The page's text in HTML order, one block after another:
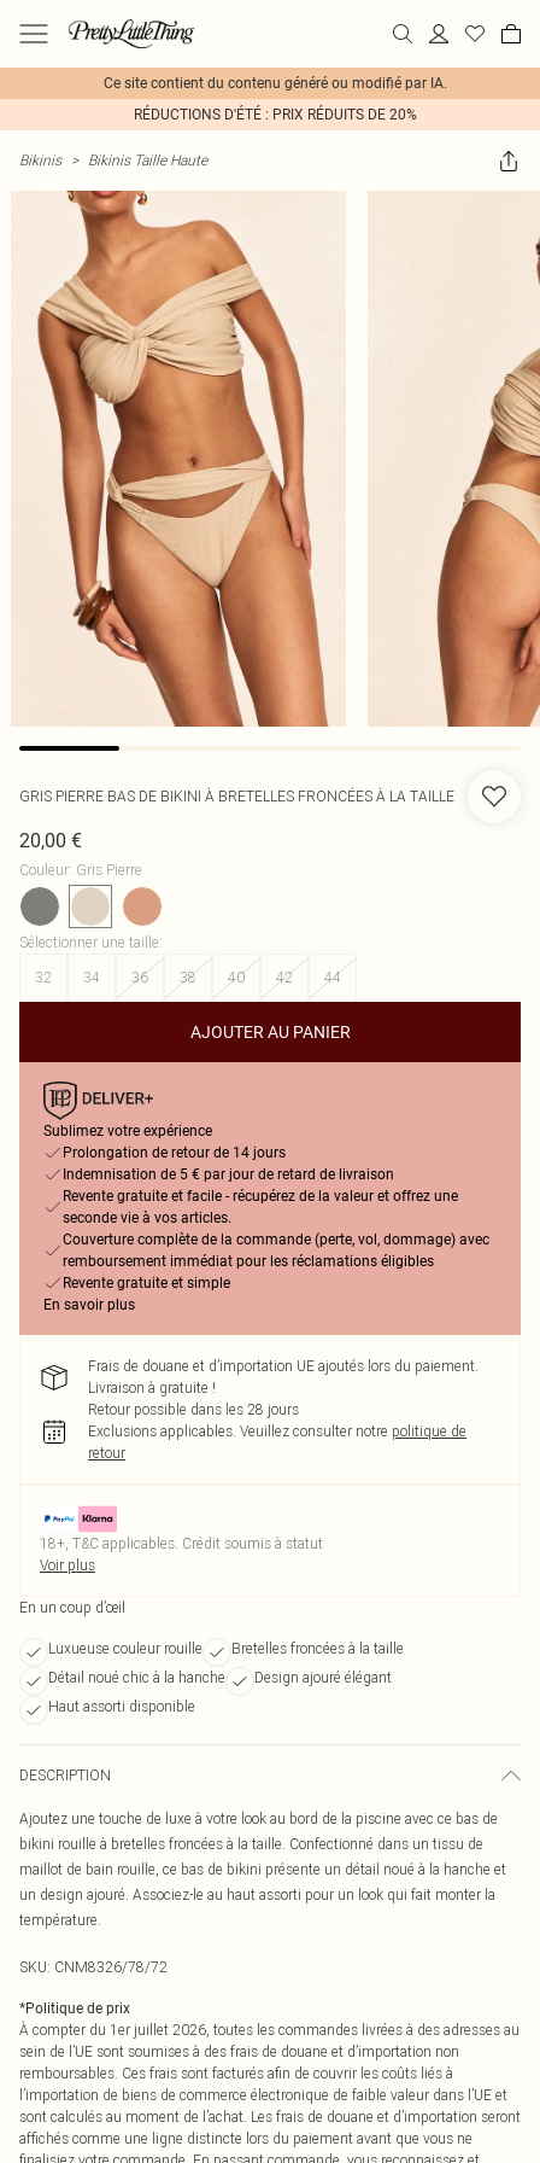
Ce site contient du contenu généré ou modifié par IA.
RÉDUCTIONS D'ÉTÉ : PRIX RÉDUITS DE 20%
Bikinis > Bikinis Taille Haute
GRIS PIERRE BAS DE BIKINI À BRETELLES FRONCÉES À LA TAILLE
20,00 €
Couleur: Gris Pierre
Sélectionner une taille:
32
34 36 38 40 42 44
AJOUTER AU PANIER
Sublimez votre expérience
Prolongation de retour de 14 jours
Indemnisation de 5 € par jour de retard de livraison
Revente gratuite et facile - récupérez de la valeur et offrez une
seconde vie à vos articles.
Couverture complète de la commande (perte, vol, dommage) avec
remboursement immédiat pour les réclamations éligibles
Revente gratuite et simple
En savoir plus
Frais de douane et d’importation UE ajoutés lors du paiement.
Livraison à gratuite !
Retour possible dans les 28 jours
Exclusions applicables. Veuillez consulter notre politique de
retour
18+, T&C applicables. Crédit soumis à statut
Voir plus
En un coup d’œil
Luxueuse couleur rouille
Bretelles froncées à la taille
Détail noué chic à la hanche
Design ajouré élégant
Haut assorti disponible
DESCRIPTION
Ajoutez une touche de luxe à votre look au bord de la piscine avec ce bas de
bikini rouille à bretelles froncées à la taille. Confectionné dans un tissu de
maillot de bain rouille, ce bas de bikini présente un détail noué à la hanche et
un design ajouré. Associez-le au haut assorti pour un look qui fait monter la
température.
SKU: CNM8326/78/72
*Politique de prix
À compter du 1er juillet 2026, toutes les commandes livrées à des adresses au
sein de l’UE sont soumises à des frais de douane et d’importation non
remboursables. Ces frais sont facturés afin de couvrir les coûts liés à
l’importation de biens de commerce électronique de faible valeur dans l’UE et
sont calculés au moment de l’achat. Les frais de douane et d’importation seront
affichés comme une ligne distincte lors du paiement avant que vous ne